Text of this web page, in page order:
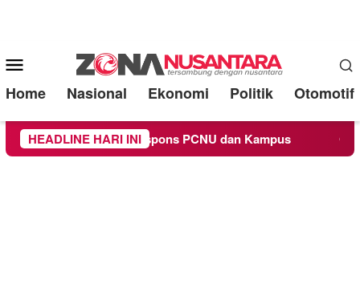
Mobile
Menu
Home Nasional Ekonomi Politik Otomotif
HEADLINE HARI INI
Begini Respons PCNU dan Kampus Owner Dupli